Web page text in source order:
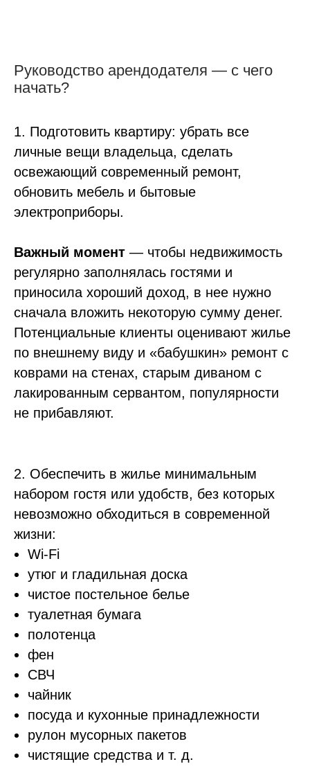
Руководство арендодателя — с чего
начать?
1. Подготовить квартиру: убрать все
личные вещи владельца, сделать
освежающий современный ремонт,
обновить мебель и бытовые
электроприборы.
Важный момент — чтобы недвижимость
регулярно заполнялась гостями и
приносила хороший доход, в нее нужно
сначала вложить некоторую сумму денег.
Потенциальные клиенты оценивают жилье
по внешнему виду и «бабушкин» ремонт с
коврами на стенах, старым диваном с
лакированным сервантом, популярности
не прибавляют.
2. Обеспечить в жилье минимальным
набором гостя или удобств, без которых
невозможно обходиться в современной
жизни:
Wi-Fi
утюг и гладильная доска
чистое постельное белье
туалетная бумага
полотенца
фен
СВЧ
чайник
посуда и кухонные принадлежности
рулон мусорных пакетов
чистящие средства и т. д.